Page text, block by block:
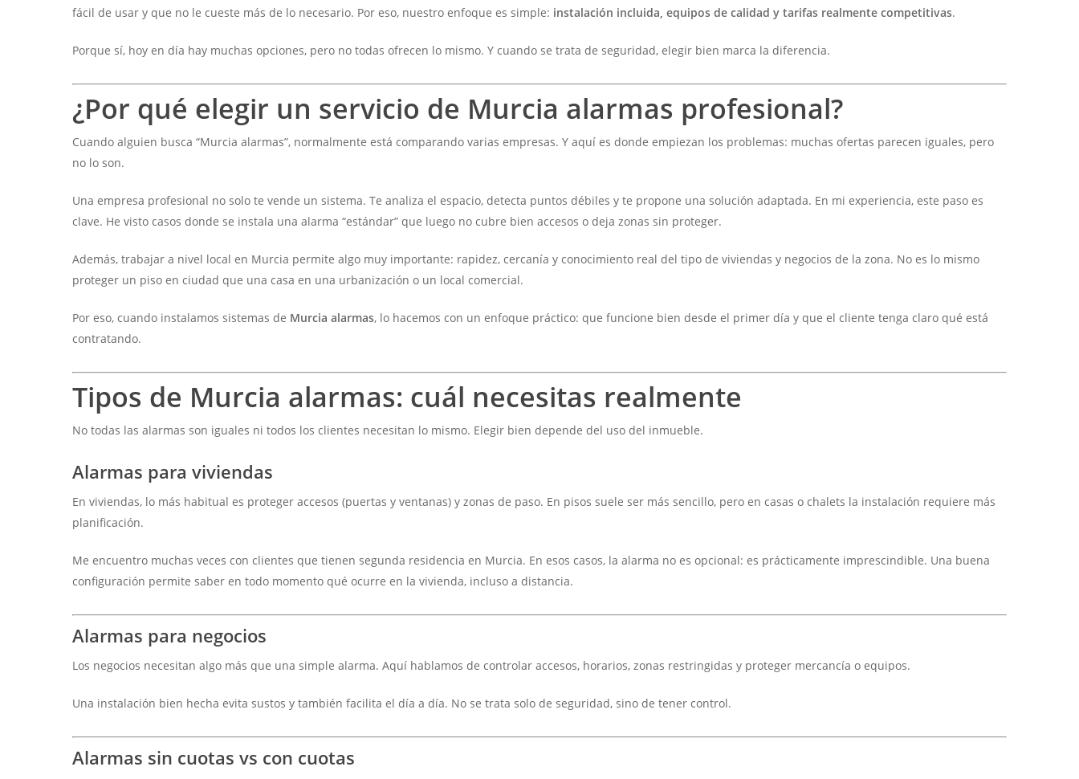
fácil de usar y que no le cueste más de lo necesario. Por eso, nuestro enfoque es simple: instalación incluida, equipos de calidad y tarifas realmente competitivas.
Porque sí, hoy en día hay muchas opciones, pero no todas ofrecen lo mismo. Y cuando se trata de seguridad, elegir bien marca la diferencia.
¿Por qué elegir un servicio de Murcia alarmas profesional?
Cuando alguien busca “Murcia alarmas”, normalmente está comparando varias empresas. Y aquí es donde empiezan los problemas: muchas ofertas parecen iguales, pero
no lo son.
Una empresa profesional no solo te vende un sistema. Te analiza el espacio, detecta puntos débiles y te propone una solución adaptada. En mi experiencia, este paso es
clave. He visto casos donde se instala una alarma “estándar” que luego no cubre bien accesos o deja zonas sin proteger.
Además, trabajar a nivel local en Murcia permite algo muy importante: rapidez, cercanía y conocimiento real del tipo de viviendas y negocios de la zona. No es lo mismo
proteger un piso en ciudad que una casa en una urbanización o un local comercial.
Por eso, cuando instalamos sistemas de Murcia alarmas, lo hacemos con un enfoque práctico: que funcione bien desde el primer día y que el cliente tenga claro qué está
contratando.
Tipos de Murcia alarmas: cuál necesitas realmente
No todas las alarmas son iguales ni todos los clientes necesitan lo mismo. Elegir bien depende del uso del inmueble.
Alarmas para viviendas
En viviendas, lo más habitual es proteger accesos (puertas y ventanas) y zonas de paso. En pisos suele ser más sencillo, pero en casas o chalets la instalación requiere más
planificación.
Me encuentro muchas veces con clientes que tienen segunda residencia en Murcia. En esos casos, la alarma no es opcional: es prácticamente imprescindible. Una buena
configuración permite saber en todo momento qué ocurre en la vivienda, incluso a distancia.
Alarmas para negocios
Los negocios necesitan algo más que una simple alarma. Aquí hablamos de controlar accesos, horarios, zonas restringidas y proteger mercancía o equipos.
Una instalación bien hecha evita sustos y también facilita el día a día. No se trata solo de seguridad, sino de tener control.
Alarmas sin cuotas vs con cuotas